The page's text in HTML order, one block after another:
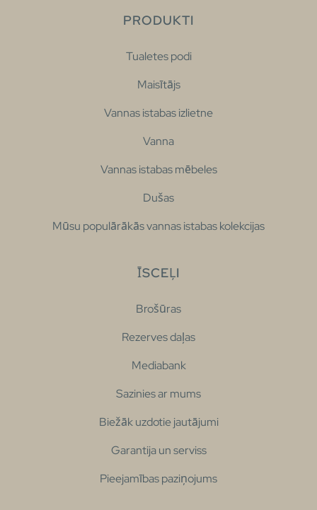
PRODUKTI
Tualetes podi
Maisītājs
Vannas istabas izlietne
Vanna
Vannas istabas mēbeles
Dušas
Mūsu populārākās vannas istabas kolekcijas
ĪSCEĻI
Brošūras
Rezerves daļas
Mediabank
Sazinies ar mums
Biežāk uzdotie jautājumi
Garantija un serviss
Pieejamības paziņojums